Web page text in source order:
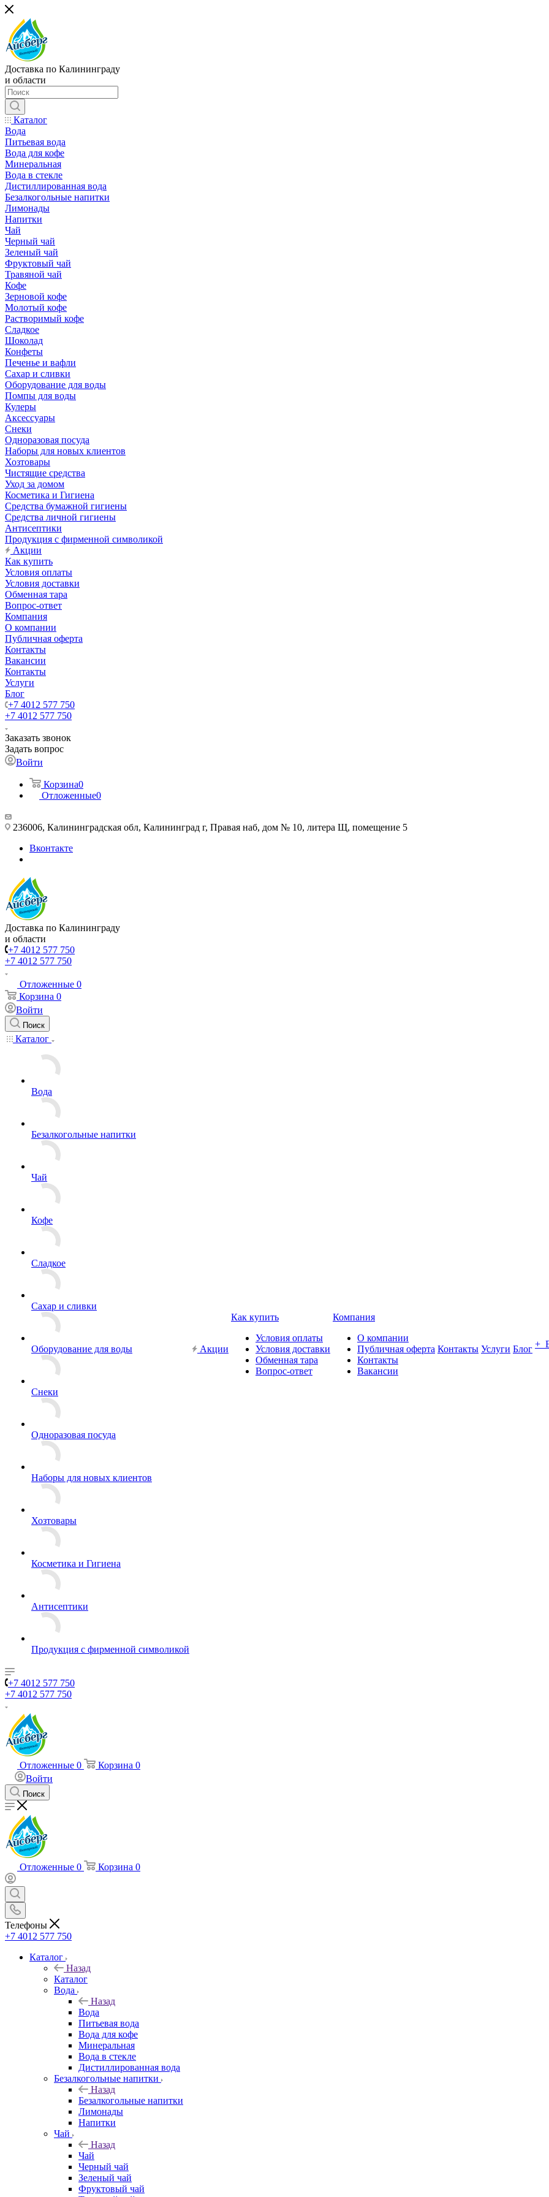
Доставка по Калининграду
и области
Каталог
Вода
Питьевая вода
Вода для кофе
Минеральная
Вода в стекле
Дистиллированная вода
Безалкогольные напитки
Лимонады
Напитки
Чай
Черный чай
Зеленый чай
Фруктовый чай
Травяной чай
Кофе
Зерновой кофе
Молотый кофе
Растворимый кофе
Сладкое
Шоколад
Конфеты
Печенье и вафли
Сахар и сливки
Оборудование для воды
Помпы для воды
Кулеры
Аксессуары
Снеки
Одноразовая посуда
Наборы для новых клиентов
Хозтовары
Чистящие средства
Уход за домом
Косметика и Гигиена
Средства бумажной гигиены
Средства личной гигиены
Антисептики
Продукция с фирменной символикой
Акции
Как купить
Условия оплаты
Условия доставки
Обменная тара
Вопрос-ответ
Компания
О компании
Публичная оферта
Контакты
Вакансии
Контакты
Услуги
Блог
+7 4012 577 750
+7 4012 577 750
Заказать звонок
Задать вопрос
Войти
Корзина0
Отложенные0
236006, Калининградская обл, Калининград г, Правая наб, дом № 10, литера Щ, помещение 5
Вконтакте
Доставка по Калининграду
и области
+7 4012 577 750
+7 4012 577 750
Отложенные 0
Корзина 0
Войти
Поиск
Каталог
Вода
Безалкогольные напитки
Чай
Кофе
Сладкое
Сахар и сливки
Оборудование для воды
Снеки
Одноразовая посуда
Наборы для новых клиентов
Хозтовары
Косметика и Гигиена
Антисептики
Продукция с фирменной символикой
Акции
Как купить
Условия оплаты
Условия доставки
Обменная тара
Вопрос-ответ
Компания
О компании
Публичная оферта
Контакты
Вакансии
Контакты Услуги Блог +
+7 4012 577 750
+7 4012 577 750
Отложенные 0 Корзина 0
Войти
Поиск
Отложенные 0 Корзина 0
Телефоны
+7 4012 577 750
Каталог
Назад
Каталог
Вода
Назад
Вода
Питьевая вода
Вода для кофе
Минеральная
Вода в стекле
Дистиллированная вода
Безалкогольные напитки
Назад
Безалкогольные напитки
Лимонады
Напитки
Чай
Назад
Чай
Черный чай
Зеленый чай
Фруктовый чай